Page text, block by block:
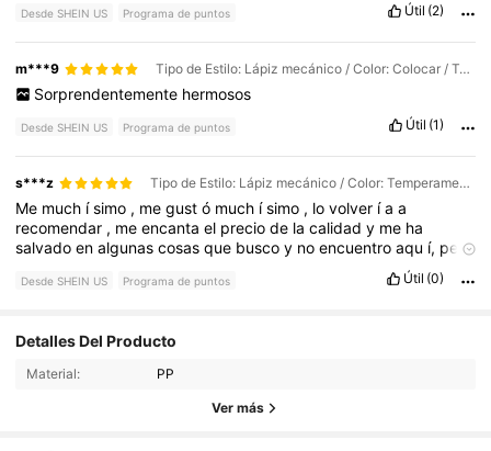
Desde SHEIN US Programa de puntos Útil (2)
m***9 Tipo de Estilo: Lápiz mecánico / Color: Colocar / Talla: 0.7mm
Sorprendentemente hermosos
Desde SHEIN US Programa de puntos Útil (1)
s***z Tipo de Estilo: Lápiz mecánico / Color: Temperamento Gris / Talla: 0.5mm
Me much ísimo , megustó much ísimo , lovolver íaa
recomendar , meencantael preciode lacalidady me ha
salvadoenalgunascosasque buscoy noencuentroaqu í, pero
Desde SHEIN US Programa de puntos Útil (0)
Detalles Del Producto
Material: PP
Ver más
4.90 63 Seguidores